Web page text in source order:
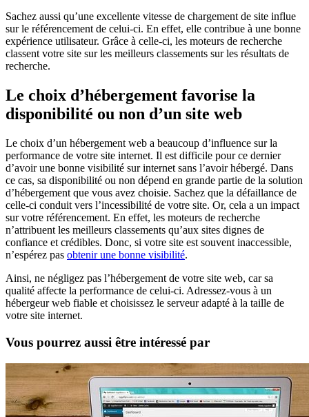
Sachez aussi qu’une excellente vitesse de chargement de site influe
sur le référencement de celui-ci. En effet, elle contribue à une bonne
expérience utilisateur. Grâce à celle-ci, les moteurs de recherche
classent votre site sur les meilleurs classements sur les résultats de
recherche.
Le choix d’hébergement favorise la
disponibilité ou non d’un site web
Le choix d’un hébergement web a beaucoup d’influence sur la
performance de votre site internet. Il est difficile pour ce dernier
d’avoir une bonne visibilité sur internet sans l’avoir hébergé. Dans
ce cas, sa disponibilité ou non dépend en grande partie de la solution
d’hébergement que vous avez choisie. Sachez que la défaillance de
celle-ci conduit vers l’incessibilité de votre site. Or, cela a un impact
sur votre référencement. En effet, les moteurs de recherche
n’attribuent les meilleurs classements qu’aux sites dignes de
confiance et crédibles. Donc, si votre site est souvent inaccessible,
n’espérez pas obtenir une bonne visibilité.
Ainsi, ne négligez pas l’hébergement de votre site web, car sa
qualité affecte la performance de celui-ci. Adressez-vous à un
hébergeur web fiable et choisissez le serveur adapté à la taille de
votre site internet.
Vous pourrez aussi être intéressé par